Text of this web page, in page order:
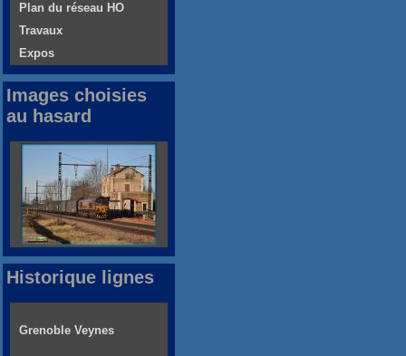
Plan du réseau HO
Travaux
Expos
Images choisies
au hasard
Historique lignes
Grenoble Veynes